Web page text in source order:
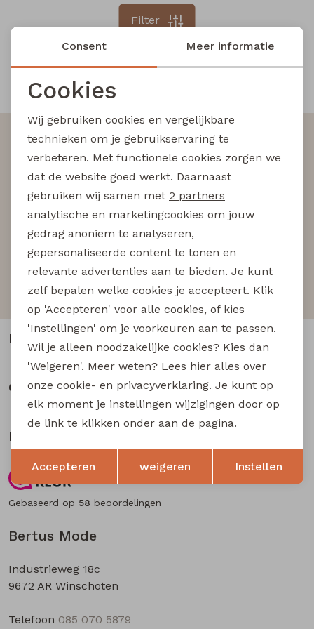
Blouses lange mouw
Sweatshirts
Vesten
Gilet spencers
Jackjes
Blazers
Buitenjack
Bermuda's
Rokken
Bermuda's
Lange broek
Jackjes
Jassen
Lange broeken
Leggings
Rokken
Lange broeken
Lange broeken
Leggings
Sweatshirts
T-shirts lange mouw
Tops
Vesten
Filter
Snelle en betrouwbare levering
Altijd als eerste op de hoogte zijn?
Schrijf je in voor onze nieuwsbrief en wees als eerst
op de hoogte van nieuwe acties!
Aanmelden
Hoe we met je data omgaan? Bekijk dit in onze
privacyverklaring.
Bertus Mode
Industrieweg 18c
9672 AR Winschoten
Telefoon 085 070 5879
Klantenservice
Over Bertus Mode
Klantbeoordelingen
Gebaseerd op 58 beoordelingen
Noodzakelijke cookies
Analytische cookies
Marketing cookies
Terug Opslaan
Consent Meer informatie
Cookies
Wij gebruiken cookies en vergelijkbare
technieken om je gebruikservaring te
verbeteren. Met functionele cookies zorgen we
dat de website goed werkt. Daarnaast
gebruiken wij samen met 2 partners
analytische en marketingcookies om jouw
gedrag anoniem te analyseren,
gepersonaliseerde content te tonen en
relevante advertenties aan te bieden. Je kunt
zelf bepalen welke cookies je accepteert. Klik
op 'Accepteren' voor alle cookies, of kies
'Instellingen' om je voorkeuren aan te passen.
Wil je alleen noodzakelijke cookies? Kies dan
'Weigeren'. Meer weten? Lees hier alles over
onze cookie- en privacyverklaring. Je kunt op
elk moment je instellingen wijzigingen door op
de link te klikken onder aan de pagina.
Accepteren weigeren Instellen